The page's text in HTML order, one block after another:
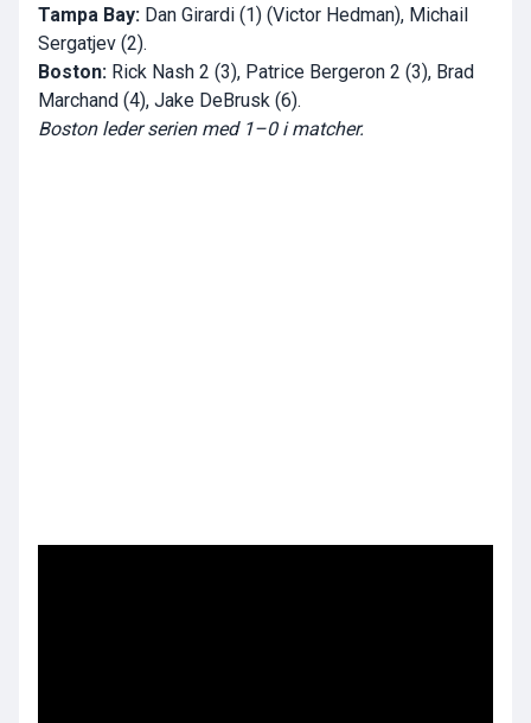
Tampa Bay: Dan Girardi (1) (Victor Hedman), Michail
Sergatjev (2).
Boston: Rick Nash 2 (3), Patrice Bergeron 2 (3), Brad
Marchand (4), Jake DeBrusk (6).
Boston leder serien med 1–0 i matcher.